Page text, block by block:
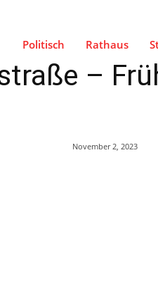
Politisch Rathaus
–
November 2, 2023